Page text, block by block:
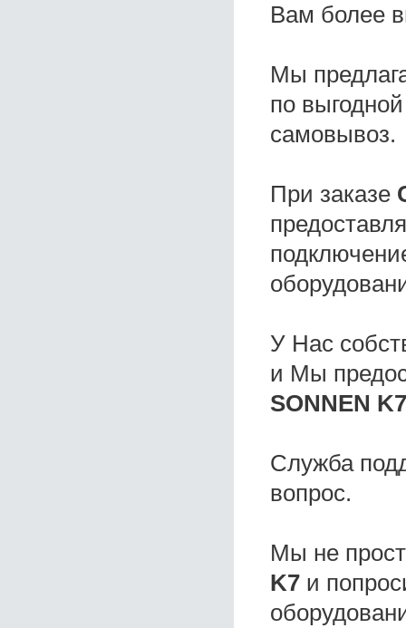
Вам более
Мы
по
самовывоз.
При заказе
У Нас
и Мы
SONNEN
Служба
вопрос.
Мы не
K7 и